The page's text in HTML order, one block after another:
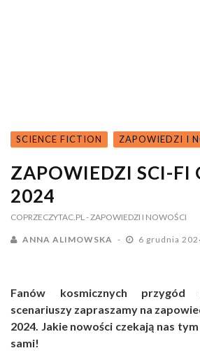
SCIENCE FICTION ZAPOWIEDZI I
ZAPOWIEDZI SCI-FI
2024
COPRZECZYTAC.PL - ZAPOWIEDZI I NOWOŚCI
ANNA ALIMOWSKA 6 grudnia
Fanów kosmicznych przygód
scenariuszy zapraszamy na
2024. Jakie nowości czekają nas
sami!